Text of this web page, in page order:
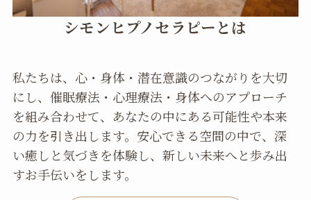
シモンヒプノセラピーとは
私たちは、心・身体・潜在意識のつながりを大切
にし、催眠療法・心理療法・身体へのアプローチ
を組み合わせて、あなたの中にある可能性や本来
の力を引き出します。安心できる空間の中で、深
い癒しと気づきを体験し、新しい未来へと歩み出
すお手伝いをします。